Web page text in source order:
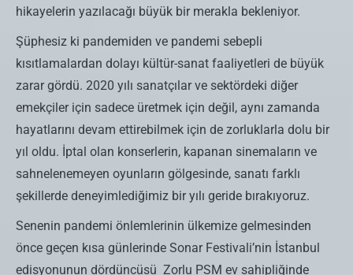
hikayelerin yazılacağı büyük bir merakla bekleniyor.
Şüphesiz ki pandemiden ve pandemi sebepli
kısıtlamalardan dolayı kültür-sanat faaliyetleri de büyük
zarar gördü. 2020 yılı sanatçılar ve sektördeki diğer
emekçiler için sadece üretmek için değil, aynı zamanda
hayatlarını devam ettirebilmek için de zorluklarla dolu bir
yıl oldu. İptal olan konserlerin, kapanan sinemaların ve
sahnelenemeyen oyunların gölgesinde, sanatı farklı
şekillerde deneyimlediğimiz bir yılı geride bırakıyoruz.
Senenin pandemi önlemlerinin ülkemize gelmesinden
önce geçen kısa günlerinde Sonar Festivali’nin İstanbul
edisyonunun dördüncüsü Zorlu PSM ev sahipliğinde